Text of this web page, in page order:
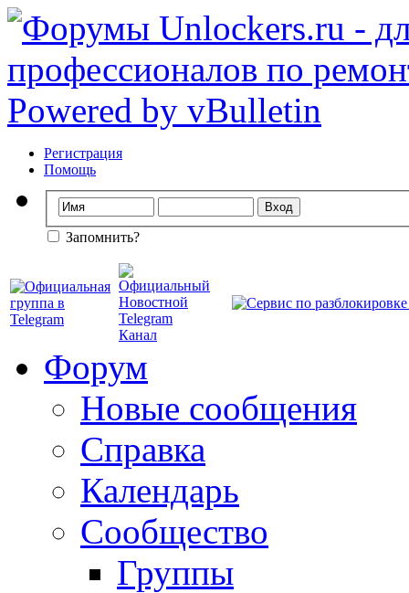
Регистрация
Помощь
Запомнить?
Форум
Новые сообщения
Справка
Календарь
Сообщество
Группы